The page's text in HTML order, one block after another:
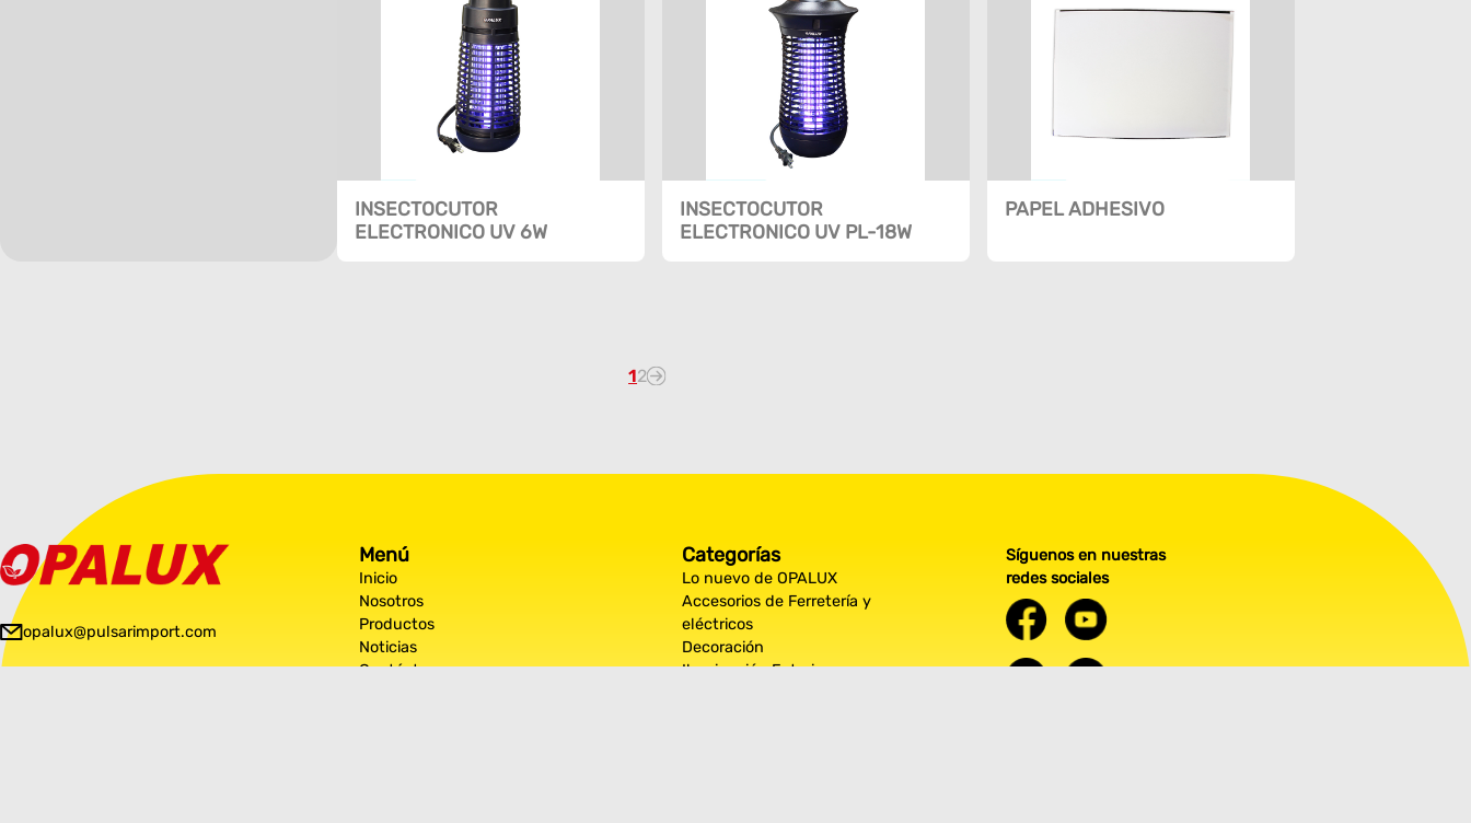
INSECTOCUTOR
ELECTRONICO UV 6W
INSECTOCUTOR
ELECTRONICO UV PL-18W
PAPEL ADHESIVO
12
opalux@pulsarimport.com
Menú
Inicio
Nosotros
Productos
Noticias
Contáctanos
Categorías
Lo nuevo de OPALUX
Accesorios de Ferretería y
eléctricos
Decoración
Iluminación Exterior
Síguenos en nuestras
redes sociales